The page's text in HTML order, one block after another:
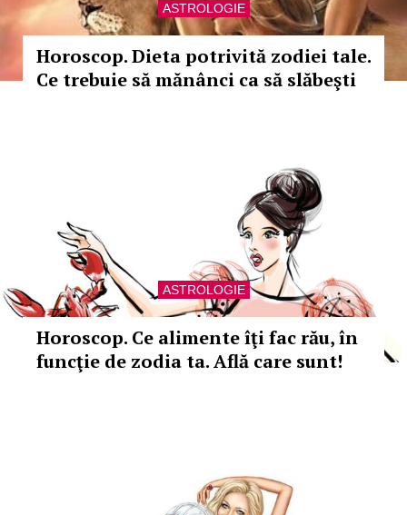
ASTROLOGIE
Horoscop. Dieta potrivită zodiei tale.
Ce trebuie să mănânci ca să slăbeşti
ASTROLOGIE
Horoscop. Ce alimente îţi fac rău, în
funcţie de zodia ta. Află care sunt!